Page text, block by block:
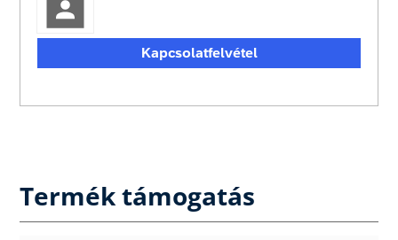
Kapcsolatfelvétel
Termék támogatás